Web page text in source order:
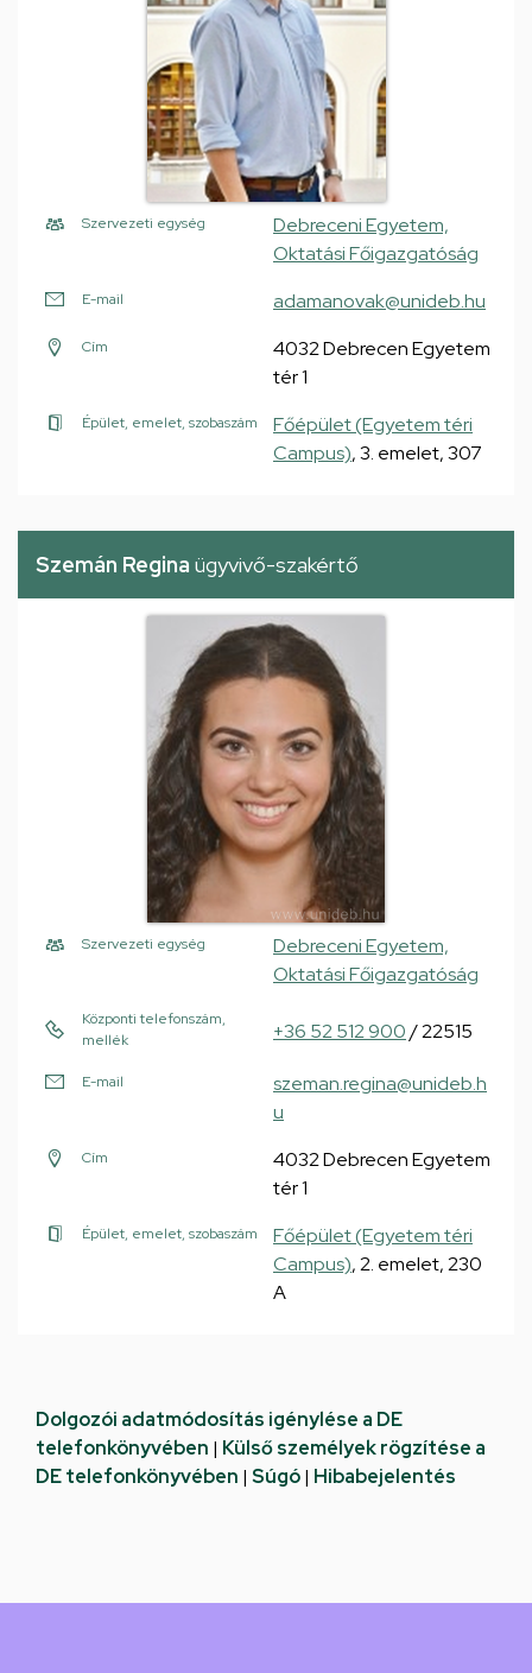
Szervezeti egység
Debreceni Egyetem,
Oktatási Főigazgatóság
E-mail adamanovak@unideb.hu
Cím
4032 Debrecen Egyetem
tér 1
Épület, emelet, szobaszám
Főépület (Egyetem téri
Campus), 3. emelet, 307
Szemán Regina ügyvivő-szakértő
Szervezeti egység
Debreceni Egyetem,
Oktatási Főigazgatóság
Központi telefonszám,
mellék
+36 52 512 900/ 22515
E-mail
szeman.regina@unideb.h
u
Cím
4032 Debrecen Egyetem
tér 1
Épület, emelet, szobaszám
Főépület (Egyetem téri
Campus), 2. emelet, 230
A
Dolgozói adatmódosítás igénylése a DE
telefonkönyvében | Külső személyek rögzítése a
DE telefonkönyvében | Súgó| Hibabejelentés